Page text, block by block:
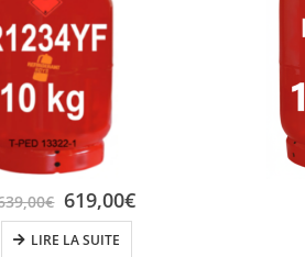
€ 619,00€
LIRE LA SUITE